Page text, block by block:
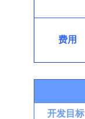
费用
开发目标